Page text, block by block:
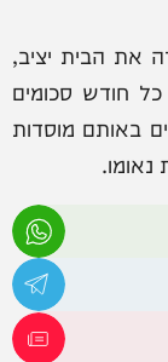
את הבית יציב,
חודש סכומים
באותם מוסדות